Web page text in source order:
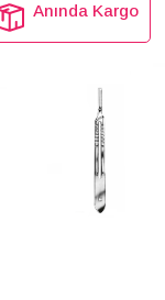
Anında Kargo